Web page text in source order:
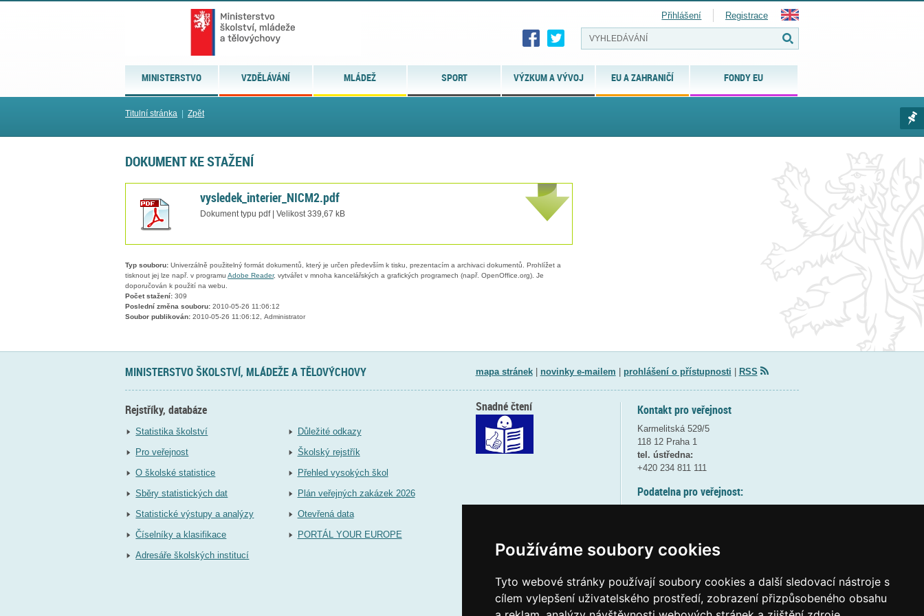
Používáme soubory cookies
Tyto webové stránky používají soubory cookies a další sledovací nástroje s
cílem vylepšení uživatelského prostředí, zobrazení přizpůsobeného obsahu
MINISTERSTVO VZDĚLÁVÁNÍ MLÁDEŽ SPORT VÝZKUM A VÝVOJ EU A ZAHRANIČÍ FONDY EU
Přihlášení Registrace
Titulní stránka Zpět
DOKUMENT KE STAŽENÍ
vysledek_interier_NICM2.pdf
Dokument typu pdf | Velikost 339,67 kB
Typ souboru: Univerzálně použitelný formát dokumentů, který je určen především k tisku, prezentacím a archivaci dokumentů. Prohlížet a
tisknout jej lze např. v programu Adobe Reader, vytvářet v mnoha kancelářských a grafických programech (např. OpenOffice.org). Je
doporučován k použití na webu.
Počet stažení: 309
Poslední změna souboru: 2010-05-26 11:06:12
Soubor publikován: 2010-05-26 11:06:12, Administrator
MINISTERSTVO ŠKOLSTVÍ, MLÁDEŽE A TĚLOVÝCHOVY mapa stránek| novinky e-mailem prohlášení o přístupnosti RSS
Rejstříky, databáze
Statistika školství
Pro veřejnost
O školské statistice
Sběry statistických dat
Statistické výstupy a analýzy
Číselníky a klasifikace
Adresáře školských institucí
Důležité odkazy
Školský rejstřík
Přehled vysokých škol
Plán veřejných zakázek 2026
Otevřená data
PORTÁL YOUR EUROPE
Kontakt pro veřejnost
Karmelitská 529/5
118 12 Praha 1
tel. ústředna:
+420 234 811 111
Podatelna pro veřejnost:
(více informací
Elektronická podatelna:
Snadné čtení